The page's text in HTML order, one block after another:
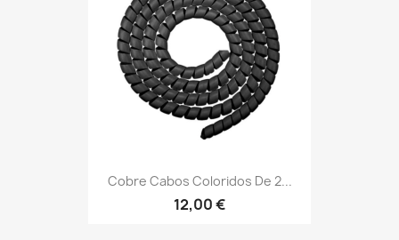
Cobre Cabos Coloridos De 2...
12,00 €